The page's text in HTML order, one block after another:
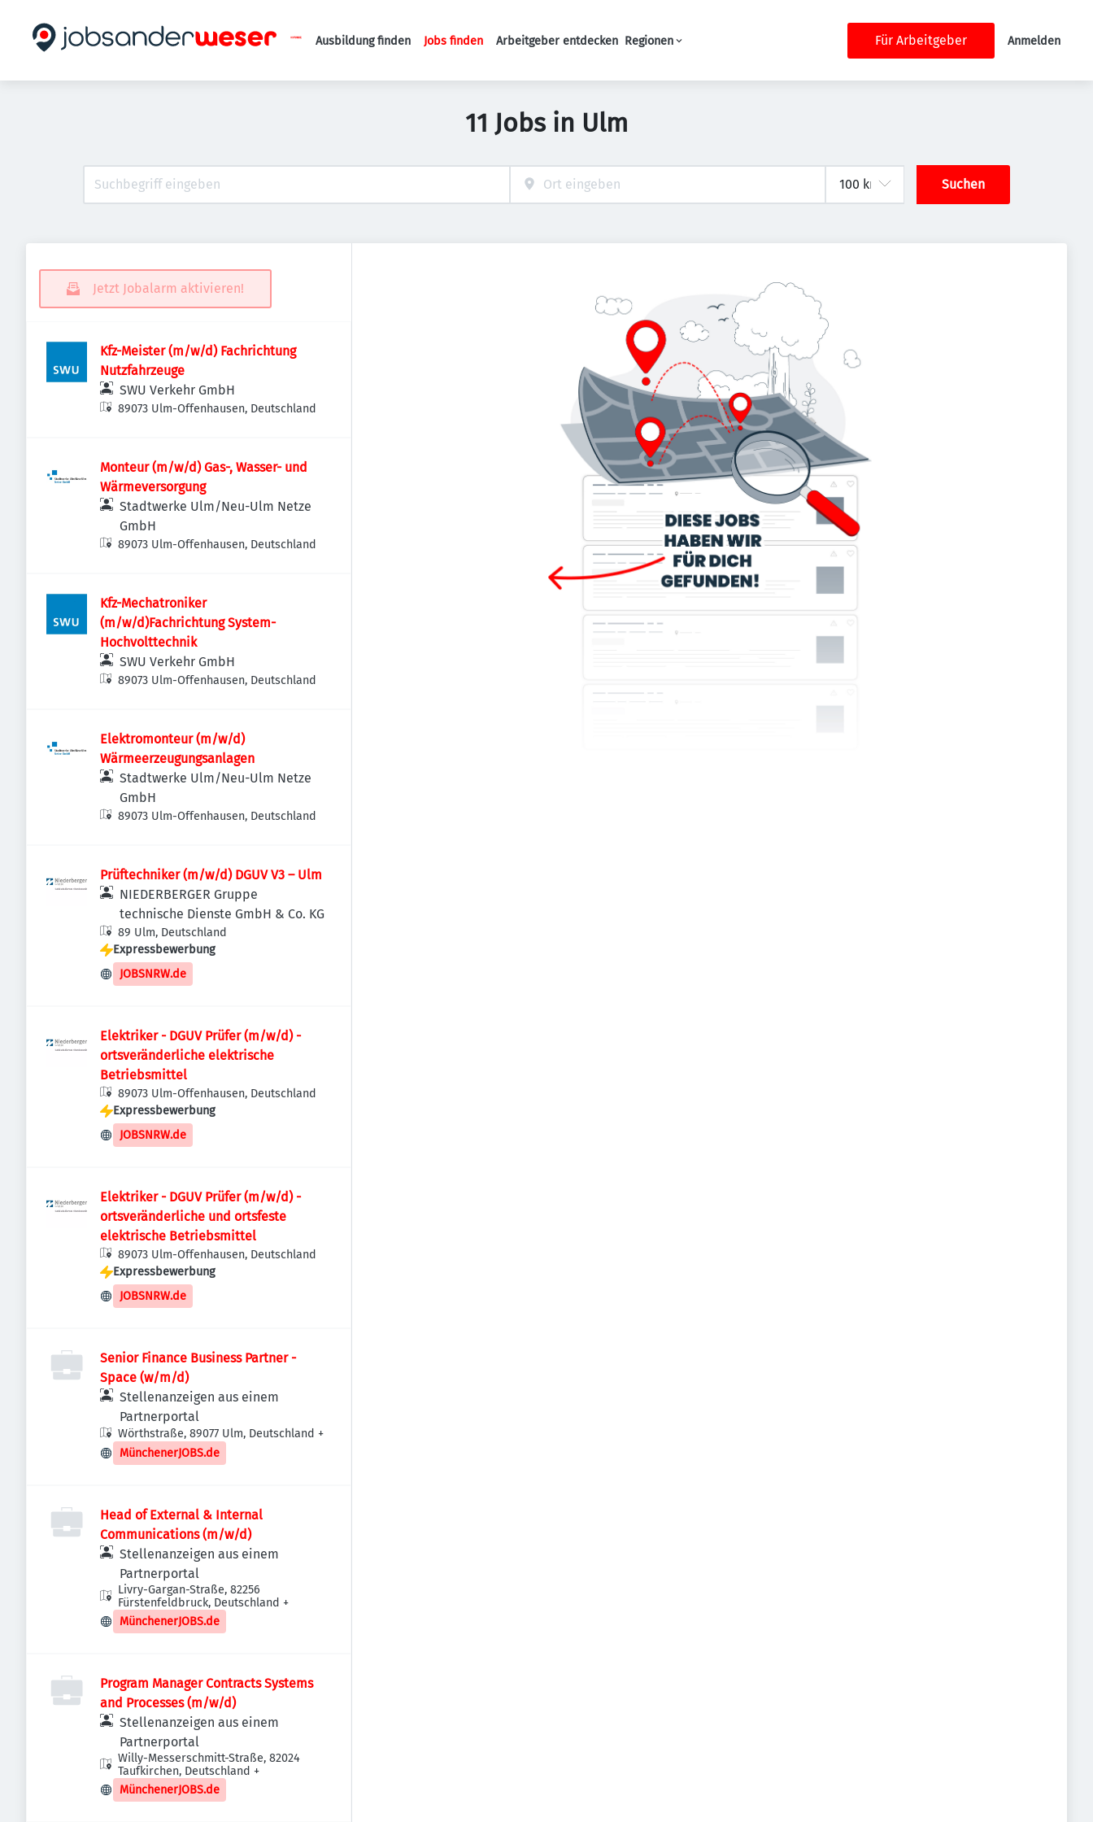
Haupt-Navigation
Ausbildung finden Jobs finden Arbeitgeber entdecken Regionen Für Arbeitgeber Anmelden
11 Jobs in Ulm
Suchen
Jetzt Jobalarm aktivieren!
Kfz-Meister (m/w/d) Fachrichtung
Nutzfahrzeuge
SWU Verkehr GmbH
89073 Ulm-Offenhausen, Deutschland
Monteur (m/w/d) Gas-, Wasser- und
Wärmeversorgung
Stadtwerke Ulm/Neu-Ulm Netze
GmbH
89073 Ulm-Offenhausen, Deutschland
Kfz-Mechatroniker
(m/w/d)Fachrichtung System-
Hochvolttechnik
SWU Verkehr GmbH
89073 Ulm-Offenhausen, Deutschland
Elektromonteur (m/w/d)
Wärmeerzeugungsanlagen
Stadtwerke Ulm/Neu-Ulm Netze
GmbH
89073 Ulm-Offenhausen, Deutschland
Prüftechniker (m/w/d) DGUV V3 – Ulm
NIEDERBERGER Gruppe
technische Dienste GmbH & Co. KG
89 Ulm, Deutschland
Expressbewerbung
JOBSNRW.de
Elektriker - DGUV Prüfer (m/w/d) -
ortsveränderliche elektrische
Betriebsmittel
89073 Ulm-Offenhausen, Deutschland
Expressbewerbung
JOBSNRW.de
Elektriker - DGUV Prüfer (m/w/d) -
ortsveränderliche und ortsfeste
elektrische Betriebsmittel
89073 Ulm-Offenhausen, Deutschland
Expressbewerbung
JOBSNRW.de
Senior Finance Business Partner -
Space (w/m/d)
Stellenanzeigen aus einem
Partnerportal
Wörthstraße, 89077 Ulm, Deutschland +
MünchenerJOBS.de
Head of External & Internal
Communications (m/w/d)
Stellenanzeigen aus einem
Partnerportal
Livry-Gargan-Straße, 82256
Fürstenfeldbruck, Deutschland +
MünchenerJOBS.de
Program Manager Contracts Systems
and Processes (m/w/d)
Stellenanzeigen aus einem
Partnerportal
Willy-Messerschmitt-Straße, 82024
Taufkirchen, Deutschland +
MünchenerJOBS.de